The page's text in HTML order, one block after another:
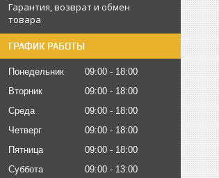
Гарантия, возврат и обмен
товара
ГРАФИК РАБОТЫ
Понедельник 09:00
18:00
Вторник
09:00
18:00
Среда
09:00
18:00
Четверг
09:00
18:00
Пятница
09:00
18:00
Суббота
09:00
13:00